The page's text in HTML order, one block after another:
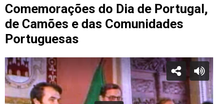
Comemorações do Dia de Portugal,
de Camões e das Comunidades
Portuguesas